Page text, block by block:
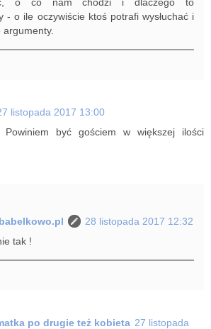
- o ile oczywiście ktoś potrafi wysłuchać i
listopada 2017 13:00
Powiniem być gościem w większej ilości
28 listopada 2017 12:32
tak !
po drugie też kobieta 27 listopada